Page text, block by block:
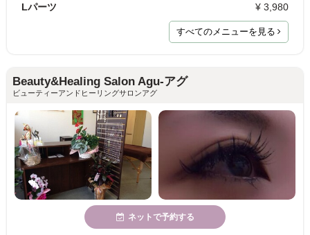
Lパーツ
¥ 3,980
すべてのメニューを見る
Beauty&Healing Salon Agu-アグ
ビューティーアンドヒーリングサロンアグ
ネットで予約する